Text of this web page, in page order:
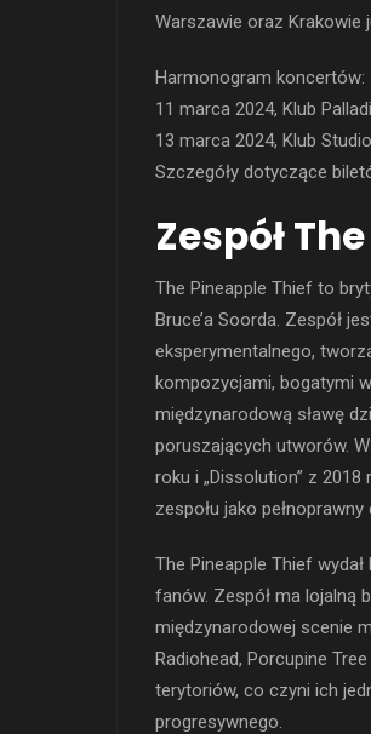
Warszawie oraz Krakowie
Harmonogram koncertów:
11 marca 2024, Klub
13 marca 2024, Klub
Szczegóły dotyczące
Zespół
The Pineapple Thief to
Bruce’a Soorda. Zespół
eksperymentalnego,
kompozycjami, bogatymi
międzynarodową sławę
poruszających utworów.
roku i „Dissolution” z
zespołu jako
The Pineapple Thief
fanów. Zespół ma lojalną
międzynarodowej scenie
Radiohead, Porcupine
terytoriów, co czyni ich
progresywnego.